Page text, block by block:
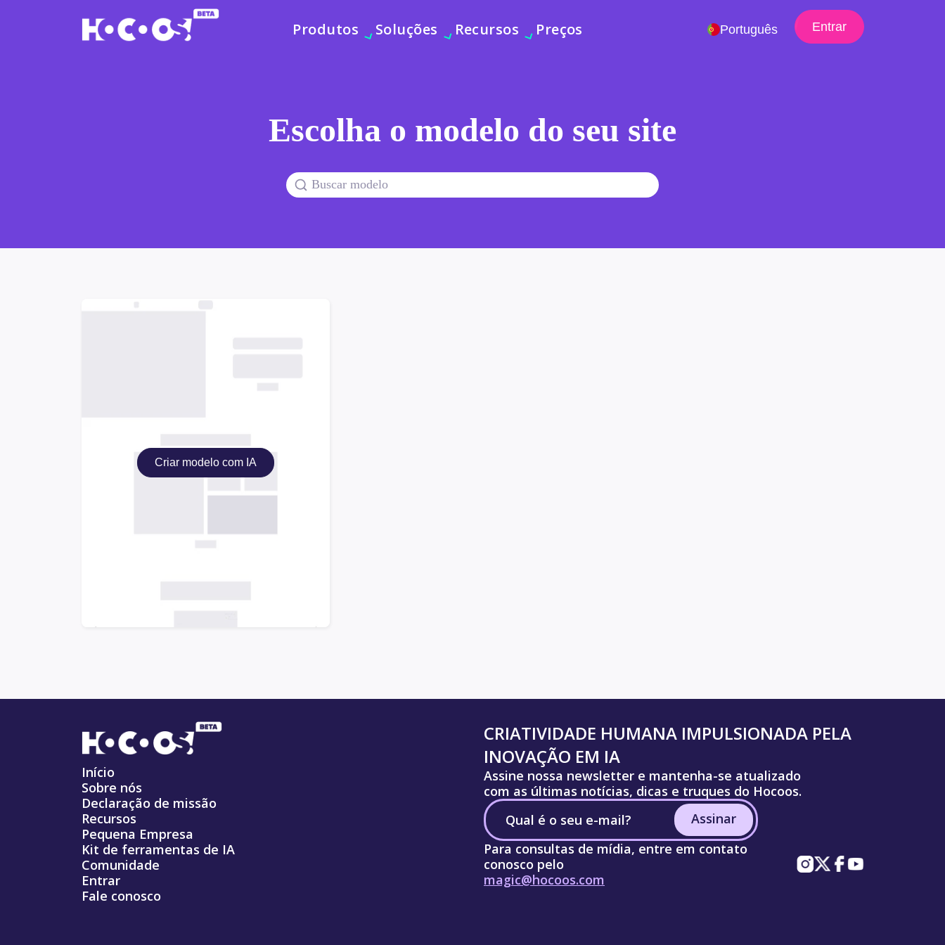
Produtos Soluções Recursos Preços Português Entrar
Escolha o modelo do seu site
Criar modelo com IA
Início
Sobre nós
Declaração de missão
Recursos
Pequena Empresa
Kit de ferramentas de IA
Comunidade
Entrar
Fale conosco
CRIATIVIDADE HUMANA IMPULSIONADA PELA
INOVAÇÃO EM IA
Assine nossa newsletter e mantenha-se atualizado
com as últimas notícias, dicas e truques do Hocoos.
Assinar
Para consultas de mídia, entre em contato
conosco pelo
magic@hocoos.com